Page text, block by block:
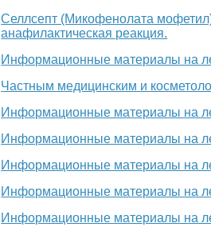
Селлсепт (Микофенолата
анафилактическая реакция.
Информационные материалы на
Частным медицинским и
Информационные материалы на
Информационные материалы на
Информационные материалы на
Информационные материалы на
Информационные материалы на